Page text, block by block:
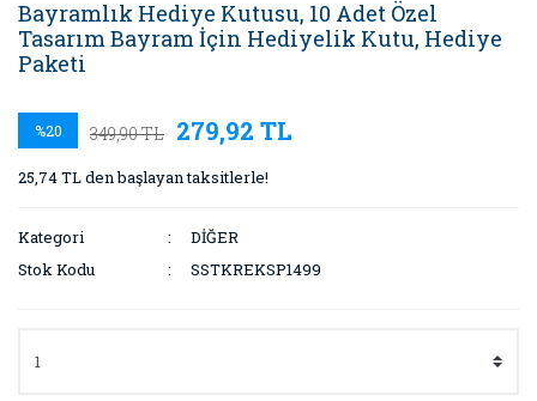
Bayramlık Hediye Kutusu, 10 Adet Özel
Tasarım Bayram İçin Hediyelik Kutu, Hediye
Paketi
%20 349,90 TL 279,92 TL
25,74 TL den başlayan taksitlerle!
Kategori
DİĞER
Stok Kodu
SSTKREKSP1499